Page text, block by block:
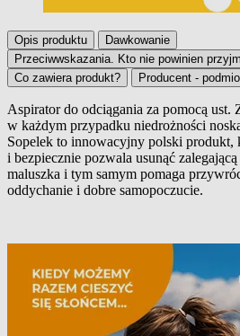
Opis produktu
Dawkowanie
Przeciwwskazania. Kto nie powinien
Co zawiera produkt?
Producent -
Opis produktu
Aspirator do odciągania za pomocą ust.
w każdym przypadku niedrożności
Sopelek to innowacyjny polski produkt,
i bezpiecznie pozwala usunąć
maluszka i tym samym pomaga
oddychanie i dobre samopoczucie.